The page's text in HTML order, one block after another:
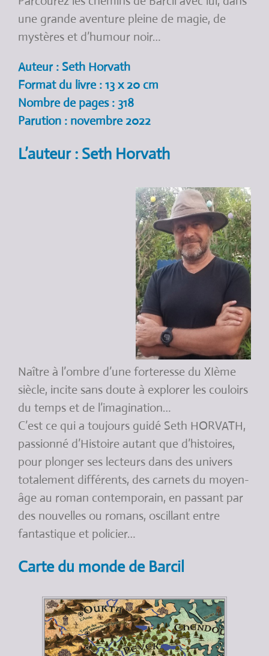
une grande aventure pleine de magie, de
mystères et d’humour noir…
Auteur : Seth Horvath
Format du livre : 13 x 20 cm
Nombre de pages : 318
Parution : novembre 2022
L’auteur : Seth Horvath
Naître à l’ombre d’une forteresse du XIème
siècle, incite sans doute à explorer les couloirs
du temps et de l’imagination…
C’est ce qui a toujours guidé Seth HORVATH,
passionné d’Histoire autant que d’histoires,
pour plonger ses lecteurs dans des univers
totalement différents, des carnets du moyen-
âge au roman contemporain, en passant par
des nouvelles ou romans, oscillant entre
fantastique et policier…
Carte du monde de Barcil